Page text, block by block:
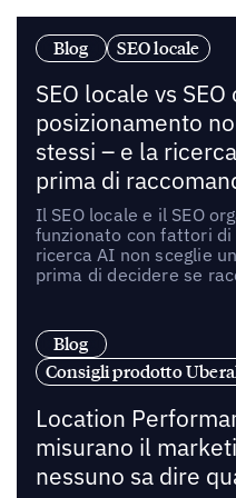
Blog SEO locale
SEO locale vs
posizionamento
stessi – e la
prima di
Il SEO locale e il SEO
funzionato con fattori
ricerca AI non sceglie
prima di decidere se
Blog
Consigli prodotto
Location
misurano il
nessuno sa dire